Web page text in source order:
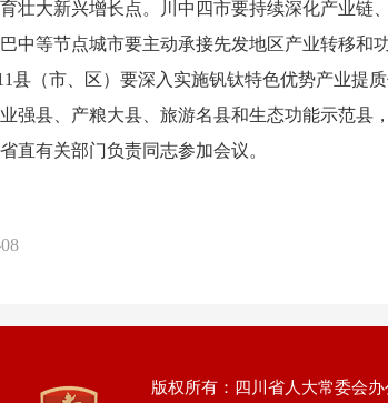
大新兴增长点。川中四市要持续深化产业链
中等节点城市要主动承接先发地区产业转移
县（市、区）要深入实施钒钛特色优势产业
县、产粮大县、旅游名县和生态功能示范县
有关部门负责同志参加会议。
版权所有：四川省人大常委会